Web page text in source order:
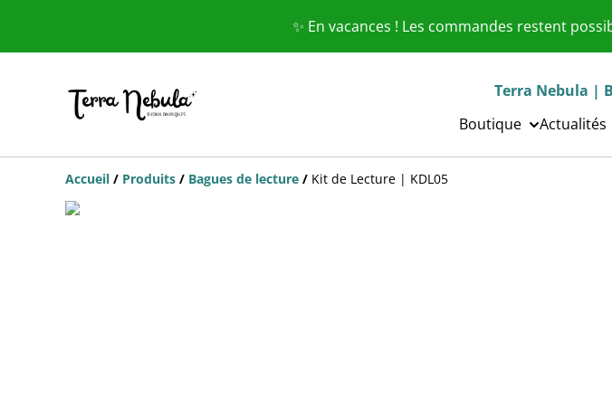
✨ En vacances ! Les commandes restent
Terra Nebula |
Boutique
Actualités
Accueil / Produits / Bagues de lecture / Kit de Lecture | KDL05